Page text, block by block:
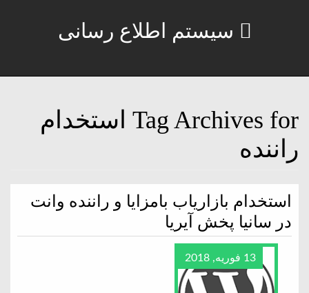
سیستم اطلاع رسانی
Tag Archives for استخدام
راننده
استخدام بازاریاب بامزایا و راننده وانت
در سانیا پخش آیریا
13 فوریه, 2018